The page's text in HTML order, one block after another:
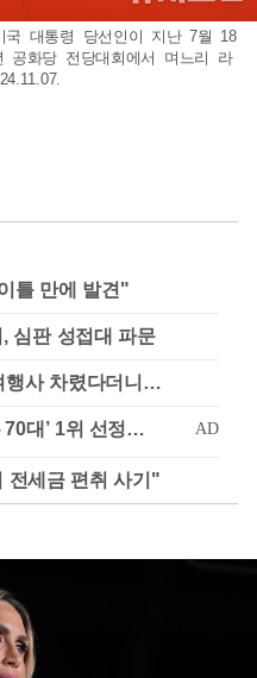
국 대통령 당선인이 지난 7월 18
공화당 전당대회에서 며느리 라
틀 만에 발견"
심판 성접대 파문
행사 차렸다더니…
전세금 편취 사기"